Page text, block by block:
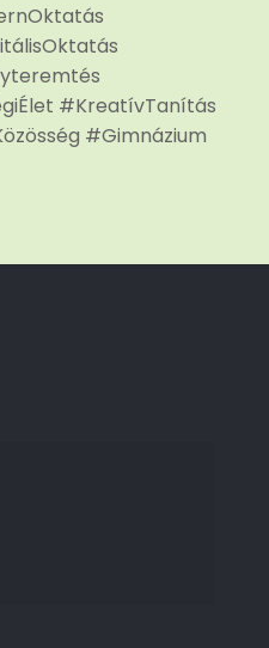
#KreatívTanítás
#Gimnázium